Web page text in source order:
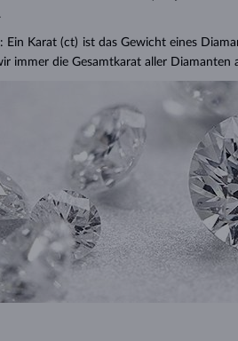
: Ein Karat (ct) ist das Gewicht eines
immer die Gesamtkarat aller Diamanten